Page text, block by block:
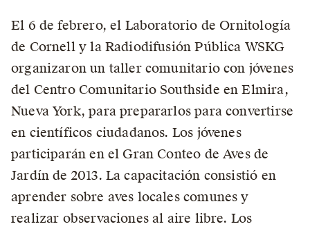
El 6 de febrero, el Laboratorio de Ornitología
de Cornell y la Radiodifusión Pública WSKG
organizaron un taller comunitario con jóvenes
del Centro Comunitario Southside en Elmira,
Nueva York, para prepararlos para convertirse
en científicos ciudadanos. Los jóvenes
participarán en el Gran Conteo de Aves de
Jardín de 2013. La capacitación consistió en
aprender sobre aves locales comunes y
realizar observaciones al aire libre. Los